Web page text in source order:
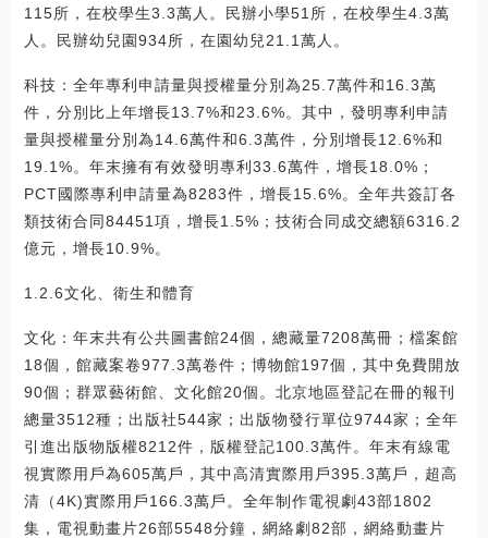
115所，在校學生3.3萬人。民辦小學51所，在校學生4.3萬
人。民辦幼兒園934所，在園幼兒21.1萬人。
科技：全年專利申請量與授權量分別為25.7萬件和16.3萬
件，分別比上年增長13.7%和23.6%。其中，發明專利申請
量與授權量分別為14.6萬件和6.3萬件，分別增長12.6%和
19.1%。年末擁有有效發明專利33.6萬件，增長18.0%；
PCT國際專利申請量為8283件，增長15.6%。全年共簽訂各
類技術合同84451項，增長1.5%；技術合同成交總額6316.2
億元，增長10.9%。
1.2.6文化、衛生和體育
文化：年末共有公共圖書館24個，總藏量7208萬冊；檔案館
18個，館藏案卷977.3萬卷件；博物館197個，其中免費開放
90個；群眾藝術館、文化館20個。北京地區登記在冊的報刊
總量3512種；出版社544家；出版物發行單位9744家；全年
引進出版物版權8212件，版權登記100.3萬件。年末有線電
視實際用戶為605萬戶，其中高清實際用戶395.3萬戶，超高
清（4K)實際用戶166.3萬戶。全年制作電視劇43部1802
集，電視動畫片26部5548分鐘，網絡劇82部，網絡動畫片